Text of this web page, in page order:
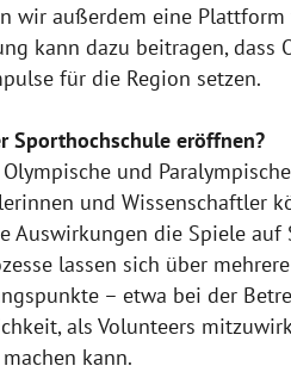
außerdem eine Plattform
kann dazu beitragen, dass
für die Region setzen.
Sporthochschule eröffnen?
und
und Wissenschaftler
Auswirkungen die Spiele
lassen sich über
– etwa bei der
als Volunteers
kann.